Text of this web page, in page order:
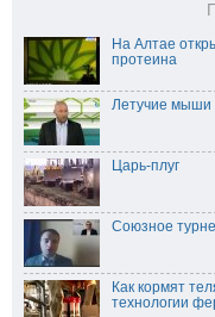
На Алтае
протеина
Летучие мыши
Царь-плуг
Союзное
Как кормят
технологии